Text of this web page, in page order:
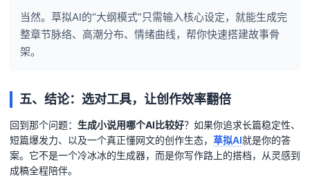
当然。草拟AI的“大纲模式”只需输入核心设定，就能生成完
整章节脉络、高潮分布、情绪曲线，帮你快速搭建故事骨
架。
五、结论：选对工具，让创作效率翻倍
回到那个问题： 生成小说用哪个AI比较好？如果你追求长篇稳定性、
短篇爆发力、以及一个真正懂网文的创作生态， 草拟AI就是你的答
案。它不是一个冷冰冰的生成器，而是你写作路上的搭档，从灵感到
成稿全程陪伴。